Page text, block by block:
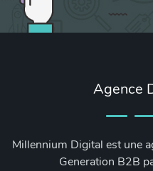
Agence
Millennium Digital est une
Generation B2B